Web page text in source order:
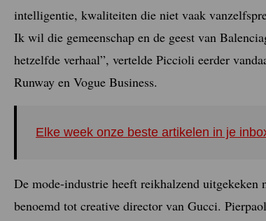
intelligentie, kwaliteiten die niet vaak
Ik wil die gemeenschap en de geest van
hetzelfde verhaal”, vertelde Piccioli eerder
Runway en Vogue Business.
Elke week onze beste artikelen in je
De mode-industrie heeft reikhalzend uitgekeken
benoemd tot creative director van Gucci.